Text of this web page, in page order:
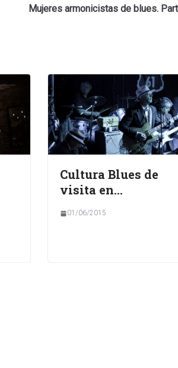
Mujeres armonicistas de blues.
Cultura Blues de
visita en…
01/06/2015